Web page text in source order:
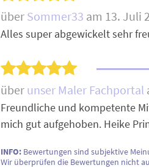
über Sommer33 am 13. Juli
Alles super abgewickelt sehr
über unser Maler Fachportal
Freundliche und kompetente
mich gut aufgehoben. Heike
INFO: Bewertungen sind subjektive
Wir überprüfen die Bewertungen nicht